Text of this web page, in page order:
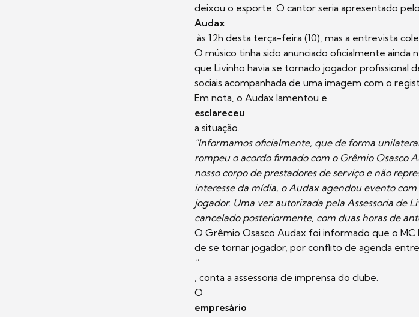
deixou o esporte. O cantor seria apresentado
Audax
às 12h desta terça-feira (10), mas a entrevista
O músico tinha sido anunciado oficialmente ainda
que Livinho havia se tornado jogador profissional
sociais acompanhada de uma imagem com o
Em nota, o Audax lamentou e
esclareceu
a situação.
"Informamos oficialmente, que de forma
rompeu o acordo firmado com o Grêmio Osasco
nosso corpo de prestadores de serviço e não
interesse da mídia, o Audax agendou evento
jogador. Uma vez autorizada pela Assessoria de
cancelado posteriormente, com duas horas de
O Grêmio Osasco Audax foi informado que o
de se tornar jogador, por conflito de agenda entre
"
, conta a assessoria de imprensa do clube.
O
empresário